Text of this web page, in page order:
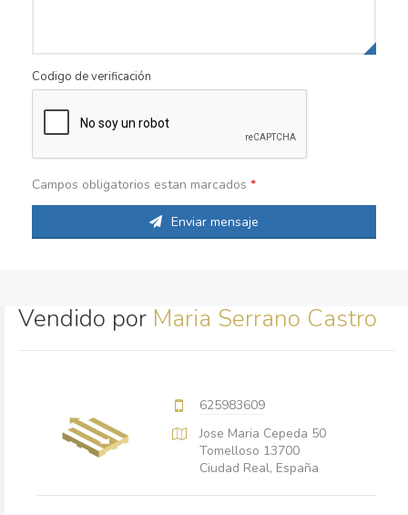
Codigo de verificación
Campos obligatorios estan marcados *
Enviar mensaje
Vendido por Maria Serrano Castro
625983609
Jose Maria Cepeda 50
Tomelloso 13700
Ciudad Real, España